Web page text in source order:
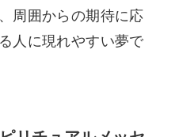
周囲からの期待に応
人に現れやすい夢で